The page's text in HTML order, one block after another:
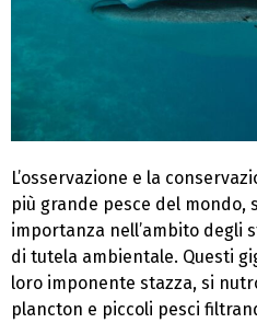
L’osservazione e la
più grande pesce del mondo,
importanza nell’ambito degli
di tutela ambientale. Questi
loro imponente stazza, si
plancton e piccoli pesci